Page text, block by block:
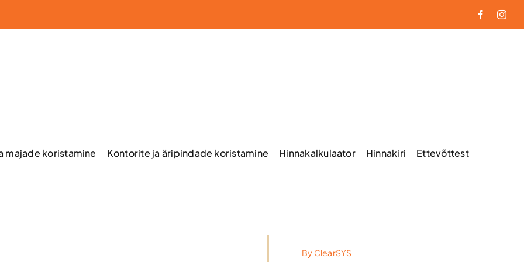
Facebook
majade koristamine Kontorite ja äripindade koristamine Hinnakalkulaator Hinnakiri Ettevõttest
By ClearSYS